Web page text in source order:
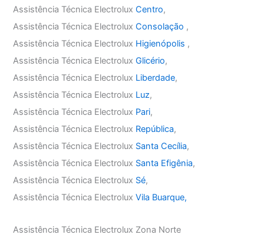
Assistência Técnica ElectroluxCentro,
Assistência Técnica ElectroluxConsolação ,
Assistência Técnica Electrolux Higienópolis ,
Assistência Técnica ElectroluxGlicério,
Assistência Técnica Electrolux Liberdade,
Assistência Técnica Electrolux Luz,
Assistência Técnica Electrolux Pari,
Assistência Técnica Electrolux República,
Assistência Técnica Electrolux Santa Cecília,
Assistência Técnica Electrolux Santa Efigênia,
Assistência Técnica Electrolux Sé,
Assistência Técnica ElectroluxVila Buarque,
Assistência Técnica Electrolux Zona Norte